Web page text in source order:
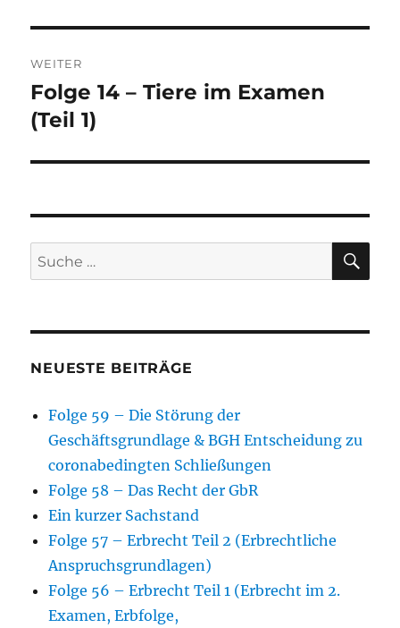
WEITER
Nächster
Beitrag:
Folge 14 – Tiere im Examen
(Teil 1)
Suche
nach:
NEUESTE BEITRÄGE
Folge 59 – Die Störung der
Geschäftsgrundlage & BGH Entscheidung zu
coronabedingten Schließungen
Folge 58 – Das Recht der GbR
Ein kurzer Sachstand
Folge 57 – Erbrecht Teil 2 (Erbrechtliche
Anspruchsgrundlagen)
Folge 56 – Erbrecht Teil 1 (Erbrecht im 2.
Examen, Erbfolge,